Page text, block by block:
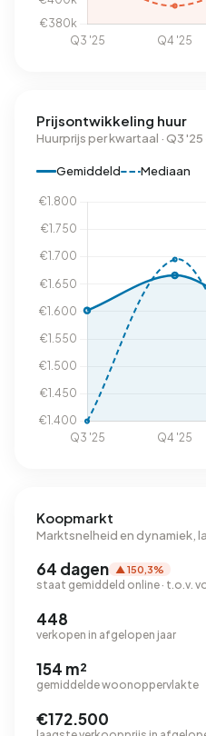
Prijsontwikkeling huur
Huurprijs per kwartaal · Q3 '25
Gemiddeld Mediaan
Koopmarkt
Marktsnelheid en dynamiek,
64 dagen ▲ 150,3%
staat gemiddeld online · t.o.v.
448
verkopen in afgelopen jaar
154 m²
gemiddelde woonoppervlakte
€172.500